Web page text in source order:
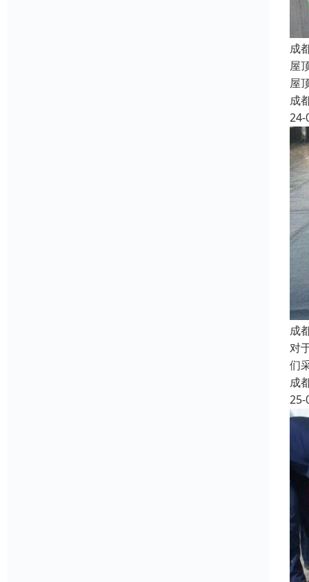
成
屋
屋
成
24-
成
对
们
成
25-